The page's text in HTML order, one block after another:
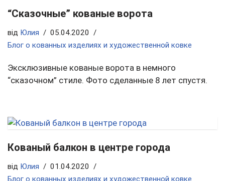
“Сказочные” кованые ворота
від Юлия
05.04.2020
Блог о кованных изделиях и художественной ковке
Эксклюзивные кованые ворота в немного
“сказочном” стиле. Фото сделанные 8 лет спустя.
Кованый балкон в центре города
від Юлия
01.04.2020
Блог о кованных изделиях и художественной ковке